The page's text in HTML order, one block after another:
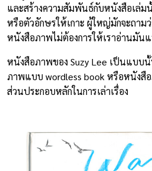
และสร้างความสัมพันธ์กับหนังสือเล่ม
หรือตัวอักษรให้เกาะ ผู้ใหญ่มักจะถาม
หนังสือภาพไม่ต้องการให้เราอ่านมัน
หนังสือภาพของ Suzy Lee เป็นแบบนั้
ภาพแบบ wordless book หรือหนังสื
ส่วนประกอบหลักในการเล่าเรื่อง